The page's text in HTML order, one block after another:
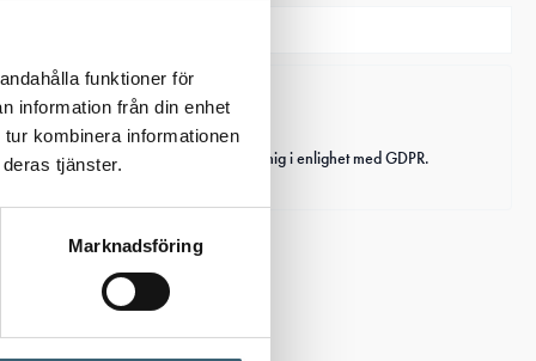
funktioner för
information från din enhet
kombinera informationen
tjänster.
Marknadsföring
AB behandlar personuppgifter om mig i enlighet med GDPR.